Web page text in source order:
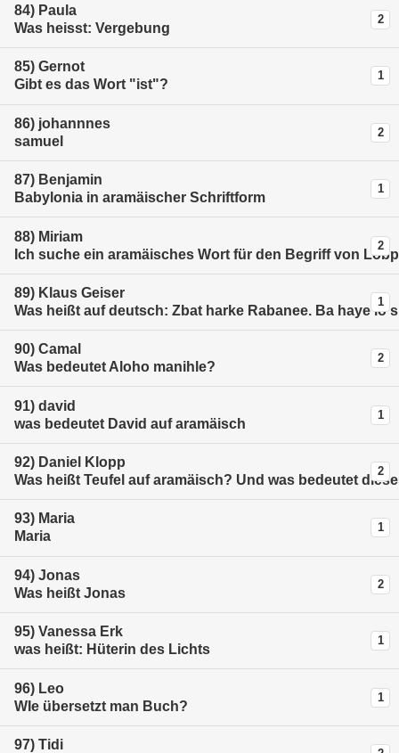
84) Paula
Was heisst: Vergebung
2
85) Gernot
Gibt es das Wort "ist"?
1
86) johannnes
samuel
2
87) Benjamin
Babylonia in aramäischer Schriftform
1
88) Miriam
Ich suche ein aramäisches Wort für den Begriff von
2
89) Klaus Geiser
Was heißt auf deutsch: Zbat harke Rabanee. Ba haye lo
1
90) Camal
Was bedeutet Aloho manihle?
2
91) david
was bedeutet David auf aramäisch
1
92) Daniel Klopp
Was heißt Teufel auf aramäisch? Und was bedeutet
2
93) Maria
Maria
1
94) Jonas
Was heißt Jonas
2
95) Vanessa Erk
was heißt: Hüterin des Lichts
1
96) Leo
WIe übersetzt man Buch?
1
97) Tidi